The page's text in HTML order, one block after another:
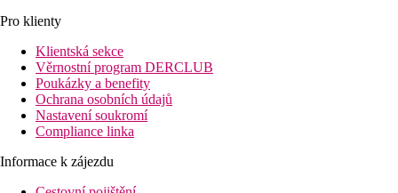
Pro klienty
Klientská sekce
Věrnostní program DERCLUB
Poukázky a benefity
Ochrana osobních údajů
Nastavení soukromí
Compliance linka
Informace k zájezdu